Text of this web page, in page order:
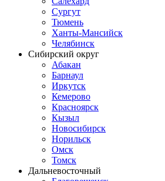
Сургут
Тюмень
Ханты-Мансийск
Челябинск
Сибирский округ
Абакан
Барнаул
Иркутск
Кемерово
Красноярск
Кызыл
Новосибирск
Норильск
Омск
Томск
Дальневосточный